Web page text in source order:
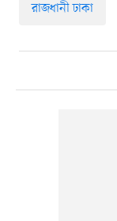
রাজধানী ঢাকা